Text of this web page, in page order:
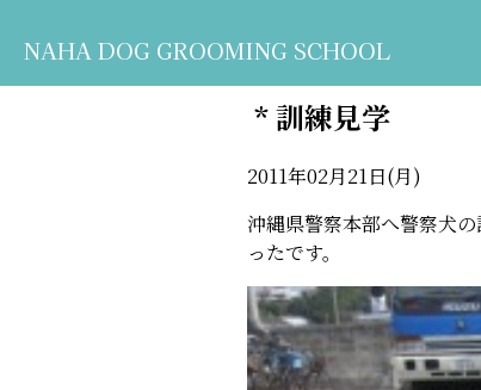
NAHA DOG GROOMING SCHOOL
* 訓練見学
2011年02月21日(月)
沖縄県警察本部へ警察犬
ったです。